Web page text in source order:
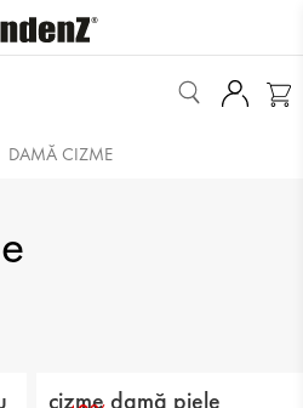
DAMĂ CIZME
cizme damă piele